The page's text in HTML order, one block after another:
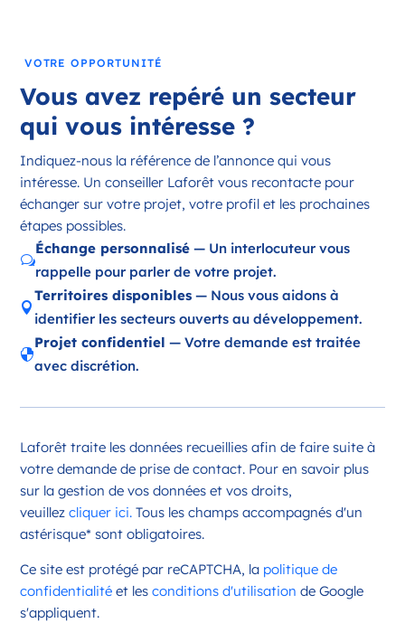
Candidater
Opportunité d’ouverture à Ambazac
Ambazac Nouvelle-Aquitaine
France
Référence: 87002
Plus d'infos
Candidater
Opportunité d’ouverture à Châteauroux
Châteauroux Centre-Val de Loire
France
Référence: 36044
Candidater
VOTRE OPPORTUNITÉ
Vous avez repéré un secteur
qui vous intéresse ?
Indiquez-nous la référence de l’annonce qui vous
intéresse. Un conseiller Laforêt vous recontacte pour
échanger sur votre projet, votre profil et les prochaines
étapes possibles.
w
Échange personnalisé — Un interlocuteur vous
rappelle pour parler de votre projet.

Territoires disponibles — Nous vous aidons à
identifier les secteurs ouverts au développement.

Projet confidentiel — Votre demande est traitée
avec discrétion.
Laforêt traite les données recueillies afin de faire suite à
votre demande de prise de contact. Pour en savoir plus
sur la gestion de vos données et vos droits,
veuillez cliquer ici. Tous les champs accompagnés d'un
astérisque* sont obligatoires.
Ce site est protégé par reCAPTCHA, la politique de
confidentialité et les conditions d'utilisation de Google
s'appliquent.